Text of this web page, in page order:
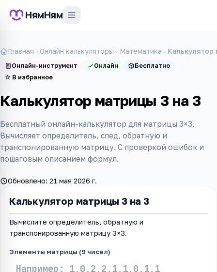
НямНям
Главная Онлайн калькуляторы Математика Калькулятор
Онлайн-инструмент Онлайн
Бесплатно
☆ В избранное
Калькулятор матрицы 3 на 3
Бесплатный онлайн-калькулятор для матрицы 3×3.
Вычисляет определитель, след, обратную и
транспонированную матрицу. С проверкой ошибок и
пошаговым описанием формул.
Обновлено: 21 мая 2026 г.
Калькулятор матрицы 3 на 3
Вычислите определитель, обратную и
транспонированную матрицу 3×3.
Элементы матрицы (9 чисел)